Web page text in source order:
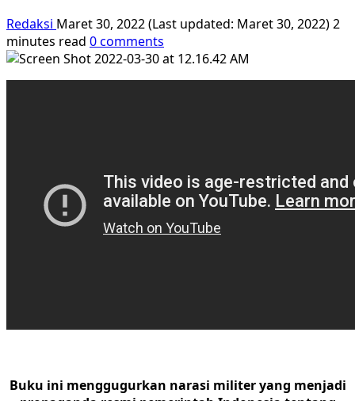
Redaksi Maret 30, 2022 (Last updated: Maret 30, 2022)2
minutes read 0 comments
Buku ini menggugurkan narasi militer yang menjadi